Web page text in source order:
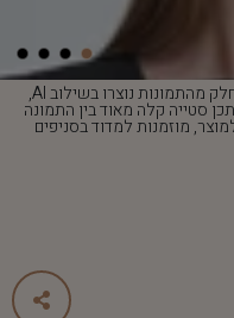
*חלק מהתמונות נוצרו בשילוב AI,
סטייה קלה מאוד בין התמונה
מוזמנות למדוד בסניפים